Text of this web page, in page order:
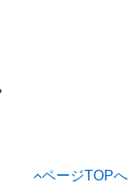
ページTOPへ